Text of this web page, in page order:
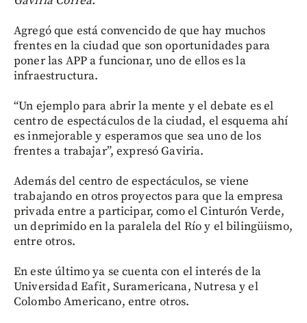
Agregó que está convencido de que hay muchos
frentes en la ciudad que son oportunidades para
poner las APP a funcionar, uno de ellos es la
infraestructura.
“Un ejemplo para abrir la mente y el debate es el
centro de espectáculos de la ciudad, el esquema ahí
es inmejorable y esperamos que sea uno de los
frentes a trabajar”, expresó Gaviria.
Además del centro de espectáculos, se viene
trabajando en otros proyectos para que la empresa
privada entre a participar, como el Cinturón Verde,
un deprimido en la paralela del Río y el bilingüismo,
entre otros.
En este último ya se cuenta con el interés de la
Universidad Eafit, Suramericana, Nutresa y el
Colombo Americano, entre otros.